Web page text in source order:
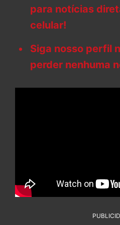
para notícias
celular!
Siga nosso perfil
perder nenhuma